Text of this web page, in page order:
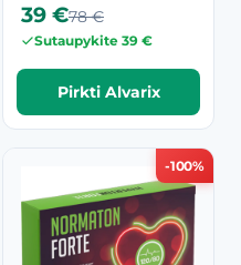
39 €78 €
Sutaupykite 39 €
Pirkti Alvarix
-100%